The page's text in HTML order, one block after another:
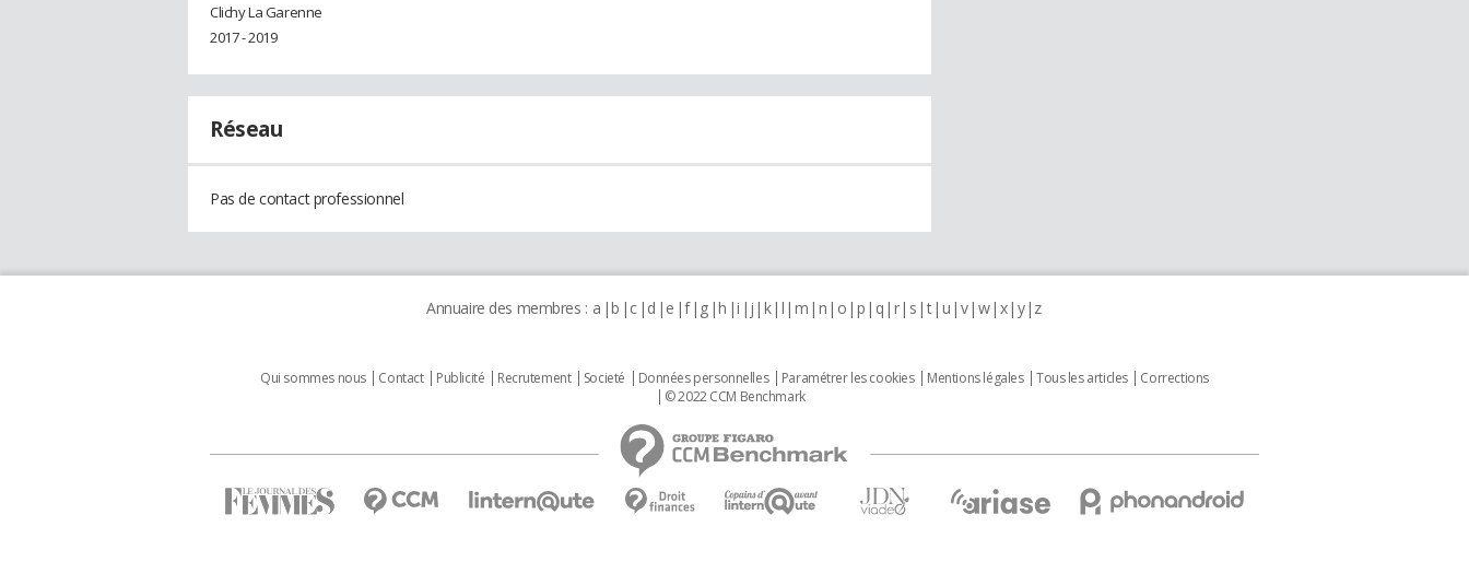
Clichy La Garenne
2017 - 2019
Réseau
Pas de contact professionnel
Annuaire des membres : a b c d e f g h i j k l m n o p q r s t u v w x y z
Qui sommes nous Contact Publicité Recrutement Societé Données personnelles Paramétrer les cookies Mentions légales Tous les articles
Corrections
© 2022 CCM Benchmark